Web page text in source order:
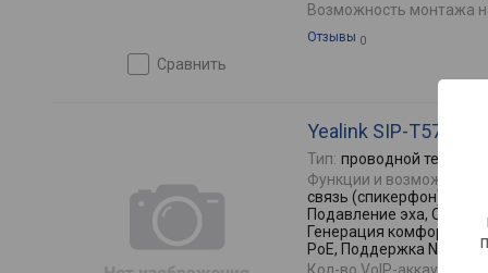
сравнить
Возможность монтажа
Отзывы 0
Yealink SIP-T57W
Тип: проводной телефон
Функции и возможности:
связь (спикерфон),
Подавление эха,
Генерация
PoE, Поддержка NAT/